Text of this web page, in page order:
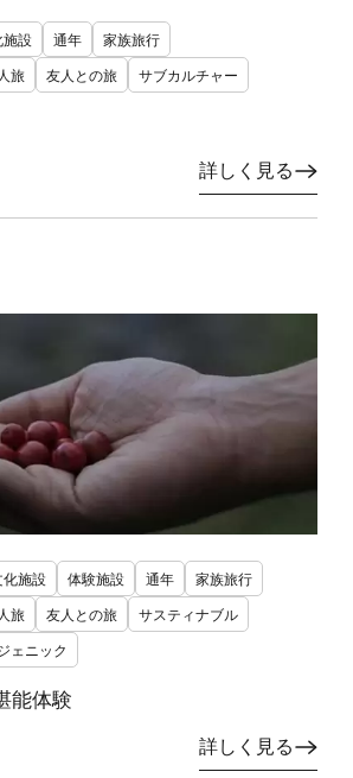
施設 通年
家族旅行
旅 友人との旅 サブカルチャー
詳しく見る
化施設 体験施設 通年
家族旅行
旅 友人との旅
サスティナブル
ェニック
能体験
詳しく見る